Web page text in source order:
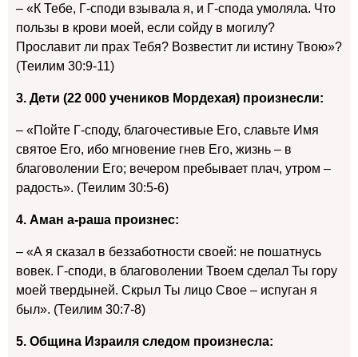
– «К Тебе, Г-споди взывала я, и Г-спода умоляла. Что
пользы в крови моей, если сойду в могилу?
Прославит ли прах Тебя? Возвестит ли истину Твою»?
(Теилим 30:9-11)
3. Дети (22 000 учеников Мордехая) произнесли:
– «Пойте Г-споду, благочестивые Его, славьте Имя
святое Его, ибо мгновение гнев Его, жизнь – в
благоволении Его; вечером пребывает плач, утром –
радость». (Теилим 30:5-6)
4. Аман а-раша произнес:
– «А я сказал в беззаботности своей: не пошатнусь
вовек. Г-споди, в благоволении Твоем сделал Ты гору
моей твердыней. Скрыл Ты лицо Свое – испуган я
был». (Теилим 30:7-8)
5. Община Израиля следом произнесла: